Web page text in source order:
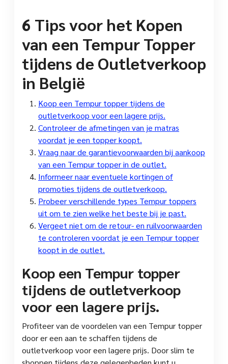
6 Tips voor het Kopen
van een Tempur Topper
tijdens de Outletverkoop
in België
Koop een Tempur topper tijdens de
outletverkoop voor een lagere prijs.
Controleer de afmetingen van je matras
voordat je een topper koopt.
Vraag naar de garantievoorwaarden bij aankoop
van een Tempur topper in de outlet.
Informeer naar eventuele kortingen of
promoties tijdens de outletverkoop.
Probeer verschillende types Tempur toppers
uit om te zien welke het beste bij je past.
Vergeet niet om de retour- en ruilvoorwaarden
te controleren voordat je een Tempur topper
koopt in de outlet.
Koop een Tempur topper
tijdens de outletverkoop
voor een lagere prijs.
Profiteer van de voordelen van een Tempur topper
door er een aan te schaffen tijdens de
outletverkoop voor een lagere prijs. Door slim te